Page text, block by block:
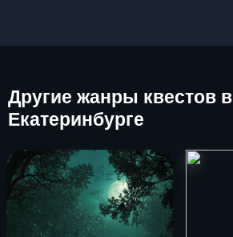
Другие жанры квестов в
Екатеринбурге